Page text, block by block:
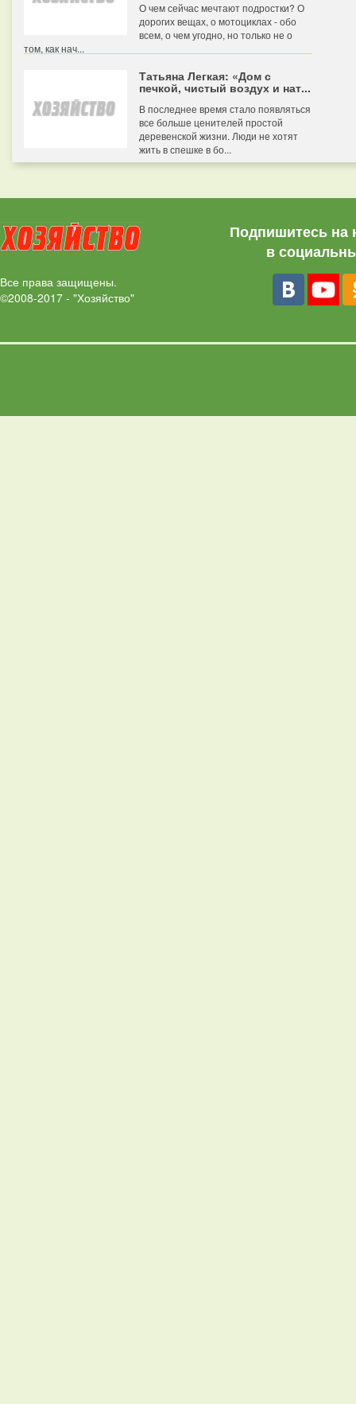
О чем сейчас мечтают подростки? О
дорогих вещах, о мотоциклах - обо
всем, о чем угодно, но только не о
том, как нач...
Татьяна Легкая: «Дом с
печкой, чистый воздух и нат...
В последнее время стало появляться
все больше ценителей простой
деревенской жизни. Люди не хотят
жить в спешке в бо...
Все права защищены.
©2008-2017 - "Хозяйство"
Подпишитесь на
в